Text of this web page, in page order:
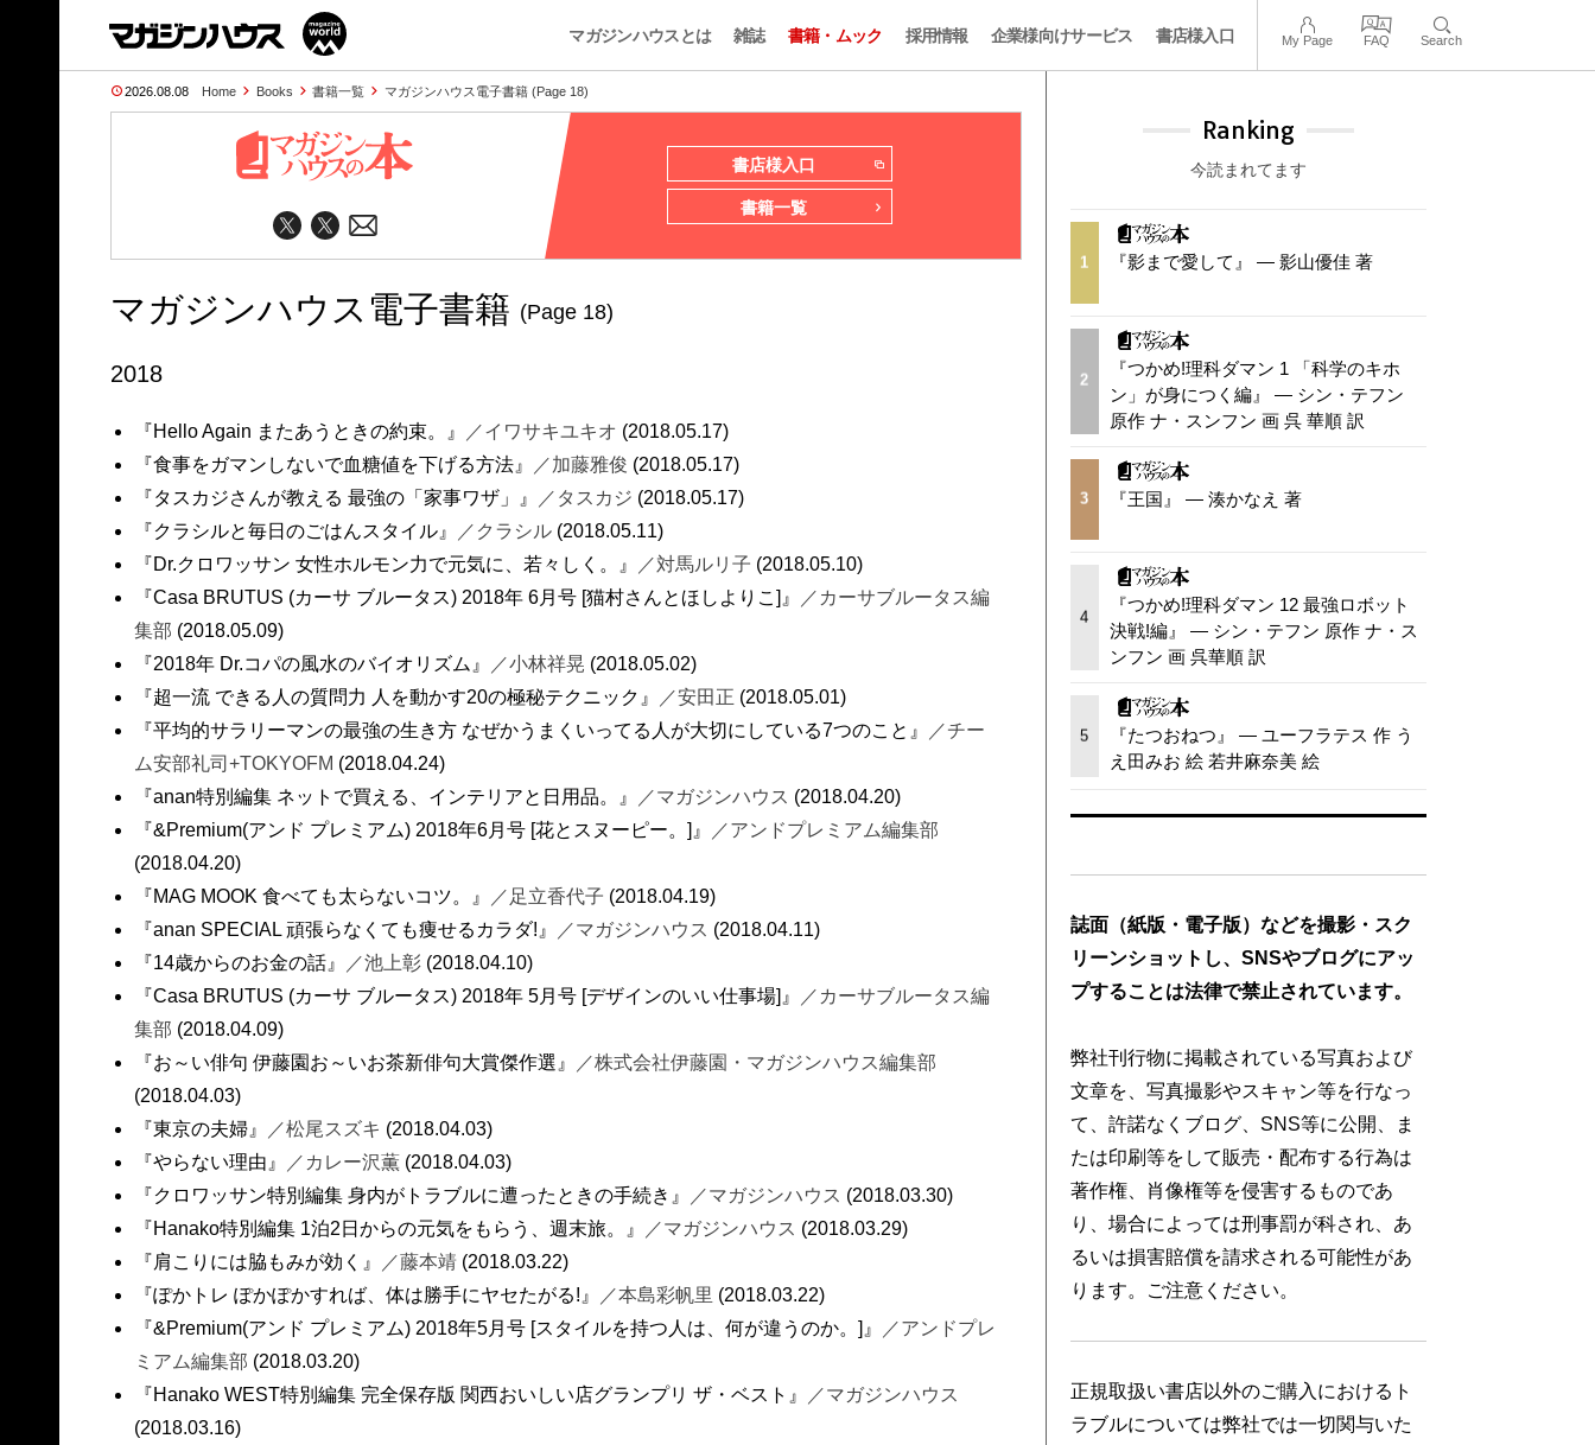
マガジンハウスとは 雑誌 書籍・ムック 採用情報 企業様向けサービス 書店様入口 My Page FAQ Search
2026.08.08 Home Books 書籍一覧 マガジンハウス電子書籍 (Page 18)
書店様入口
書籍一覧
マガジンハウス電子書籍 (Page 18)
2018
『Hello Again またあうときの約束。』 ／イワサキユキオ (2018.05.17)
『食事をガマンしないで血糖値を下げる方法』
／加藤雅俊 (2018.05.17)
『タスカジさんが教える 最強の「家事ワザ」』
／タスカジ (2018.05.17)
『クラシルと毎日のごはんスタイル』
／クラシル (2018.05.11)
『Dr.クロワッサン 女性ホルモン力で元気に、若々しく。』
／対馬ルリ子 (2018.05.10)
『Casa BRUTUS (カーサ ブルータス) 2018年 6月号 [猫村さんとほしよりこ]』
／カーサブルータス編
集部 (2018.05.09)
『2018年 Dr.コパの風水のバイオリズム』
／小林祥晃 (2018.05.02)
『超一流 できる人の質問力 人を動かす20の極秘テクニック』
／安田正 (2018.05.01)
『平均的サラリーマンの最強の生き方 なぜかうまくいってる人が大切にしている7つのこと』
／チー
ム安部礼司+TOKYOFM (2018.04.24)
『anan特別編集 ネットで買える、インテリアと日用品。』
／マガジンハウス (2018.04.20)
『&Premium(アンド プレミアム) 2018年6月号 [花とスヌーピー。]』
／アンドプレミアム編集部
(2018.04.20)
『MAG MOOK 食べても太らないコツ。』
／足立香代子 (2018.04.19)
『anan SPECIAL 頑張らなくても痩せるカラダ!』
／マガジンハウス (2018.04.11)
『14歳からのお金の話』
／池上彰 (2018.04.10)
『Casa BRUTUS (カーサ ブルータス) 2018年 5月号 [デザインのいい仕事場]』
／カーサブルータス編
集部 (2018.04.09)
『お～い俳句 伊藤園お～いお茶新俳句大賞傑作選』
／株式会社伊藤園・マガジンハウス編集部
(2018.04.03)
『東京の夫婦』
／松尾スズキ (2018.04.03)
『やらない理由』
／カレー沢薫 (2018.04.03)
『クロワッサン特別編集 身内がトラブルに遭ったときの手続き』
／マガジンハウス (2018.03.30)
『Hanako特別編集 1泊2日からの元気をもらう、週末旅。』
／マガジンハウス (2018.03.29)
『肩こりには脇もみが効く』
／藤本靖 (2018.03.22)
『ぽかトレ ぽかぽかすれば、体は勝手にヤセたがる!』
／本島彩帆里 (2018.03.22)
『&Premium(アンド プレミアム) 2018年5月号 [スタイルを持つ人は、何が違うのか。]』
／アンドプレ
ミアム編集部 (2018.03.20)
『Hanako WEST特別編集 完全保存版 関西おいしい店グランプリ ザ・ベスト』
／マガジンハウス
(2018.03.16)
Ranking
今読まれてます
1 『影まで愛して』 — 影山優佳 著
2
『つかめ!理科ダマン 1 「科学のキホ
ン」が身につく編』 — シン・テフン
原作 ナ・スンフン 画 呉 華順 訳
3 『王国』 — 湊かなえ 著
4
『つかめ!理科ダマン 12 最強ロボット
決戦!編』 — シン・テフン 原作 ナ・ス
ンフン 画 呉華順 訳
5
『たつおねつ』 — ユーフラテス 作 う
え田みお 絵 若井麻奈美 絵
誌面（紙版・電子版）などを撮影・スク
リーンショットし、SNSやブログにアッ
プすることは法律で禁止されています。
弊社刊行物に掲載されている写真および
文章を、写真撮影やスキャン等を行なっ
て、許諾なくブログ、SNS等に公開、ま
たは印刷等をして販売・配布する行為は
著作権、肖像権等を侵害するものであ
り、場合によっては刑事罰が科され、あ
るいは損害賠償を請求される可能性があ
ります。ご注意ください。
正規取扱い書店以外のご購入におけるト
ラブルについては弊社では一切関与いた